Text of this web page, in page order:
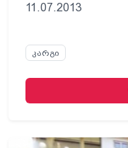
11.07.2013
კარგი